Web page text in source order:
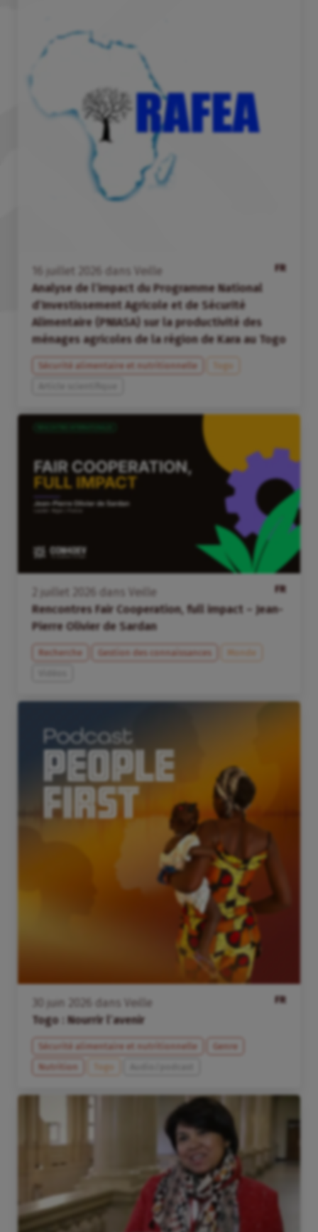
FR
juillet dans
Veille
Analyse de l’impact du Programme National
d’Investissement Agricole et de Sécurité
Alimentaire (PNIASA) sur la productivité des
ménages agricoles de la région de Kara au Togo
Sécurité alimentaire et nutritionnelle
Togo
FR
juillet dans
Veille
Rencontres Fair Cooperation, full impact – Jean-
Pierre Olivier de Sardan
Recherche Gestion des connaissances
Monde
FR
juin dans
Veille
Togo : Nourrir l’avenir
Sécurité alimentaire et nutritionnelle
Genre
Nutrition
Togo